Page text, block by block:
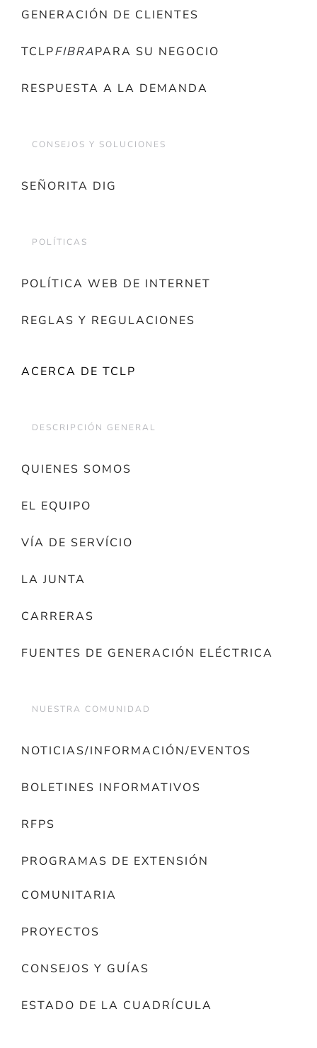
GENERACIÓN DE CLIENTES
TCLPFIBRAPARA SU NEGOCIO
RESPUESTA A LA DEMANDA
CONSEJOS Y SOLUCIONES
SEÑORITA DIG
POLÍTICAS
POLÍTICA WEB DE INTERNET
REGLAS Y REGULACIONES
ACERCA DE TCLP
DESCRIPCIÓN GENERAL
QUIENES SOMOS
EL EQUIPO
VÍA DE SERVÍCIO
LA JUNTA
CARRERAS
FUENTES DE GENERACIÓN ELÉCTRICA
NUESTRA COMUNIDAD
NOTICIAS/INFORMACIÓN/EVENTOS
BOLETINES INFORMATIVOS
RFPS
PROGRAMAS DE EXTENSIÓN
COMUNITARIA
PROYECTOS
CONSEJOS Y GUÍAS
ESTADO DE LA CUADRÍCULA